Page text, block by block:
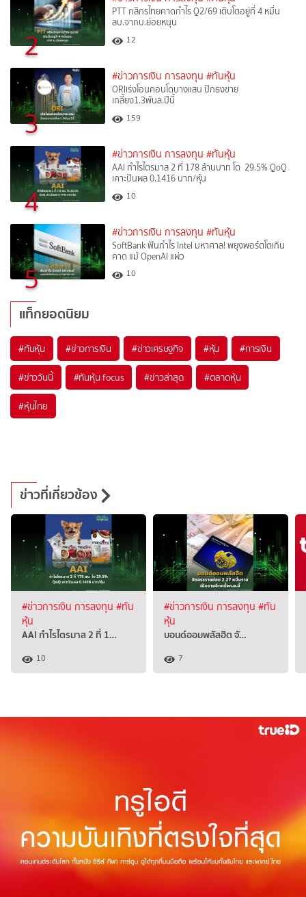
2
PTT กสิกรไทยคาดกำไร Q2/69 เติบโตอยู่ที่ 4 หมื่น
ลบ.จากบ.ย่อยหนุน
12
3
#ข่าวการเงิน การลงทุน #ทันหุ้น
ORIเร่งโอนคอนโดบางแสน ปักธงขาย
เกลี้ยง1.3พันล.ปีนี้
159
4
#ข่าวการเงิน การลงทุน #ทันหุ้น
AAI กำไรไตรมาส 2 ที่ 178 ล้านบาท โต 29.5% QoQ
เคาะปันผล 0.1416 บาท/หุ้น
10
5
#ข่าวการเงิน การลงทุน #ทันหุ้น
SoftBank ฟันกำไร Intel มหาศาล! พยุงพอร์ตโตเกิน
คาด แม้ OpenAI แผ่ว
10
แท็กยอดนิยม
#ทันหุ้น #ข่าวการเงิน #ข่าวเศรษฐกิจ #หุ้น #การเงิน
#ข่าววันนี้ #ทันหุ้น focus #ข่าวล่าสุด #ตลาดหุ้น
#หุ้นไทย
ข่าวที่เกี่ยวข้อง
#ข่าวการเงิน การลงทุน #ทัน
หุ้น
AAI กำไรไตรมาส 2 ที่ 1…
10
#ข่าวการเงิน การลงทุน #ทัน
หุ้น
บอนด์ออมพลัสฮิต จั…
7